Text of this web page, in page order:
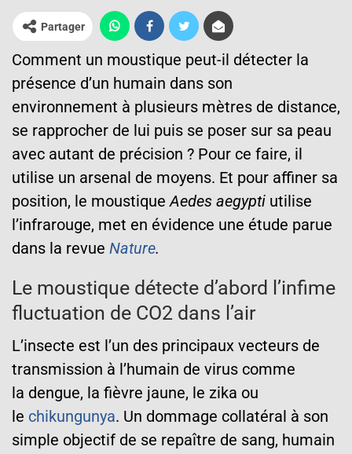
Partager
Comment un moustique peut-il détecter la
présence d’un humain dans son
environnement à plusieurs mètres de distance,
se rapprocher de lui puis se poser sur sa peau
avec autant de précision ? Pour ce faire, il
utilise un arsenal de moyens. Et pour affiner sa
position, le moustiqueAedes aegypti utilise
l’infrarouge, met en évidence une étude parue
dans la revue Nature.
Le moustique détecte d’abord l’infime
fluctuation de CO2 dans l’air
L’insecte est l’un des principaux vecteurs de
transmission à l’humain de virus comme
la dengue, la fièvre jaune, le zika ou
le chikungunya. Un dommage collatéral à son
simple objectif de se repaître de sang, humain